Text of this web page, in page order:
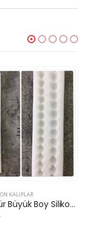
KALIPLAR
İnci Bordür Büyük Boy Silikon Kalıp